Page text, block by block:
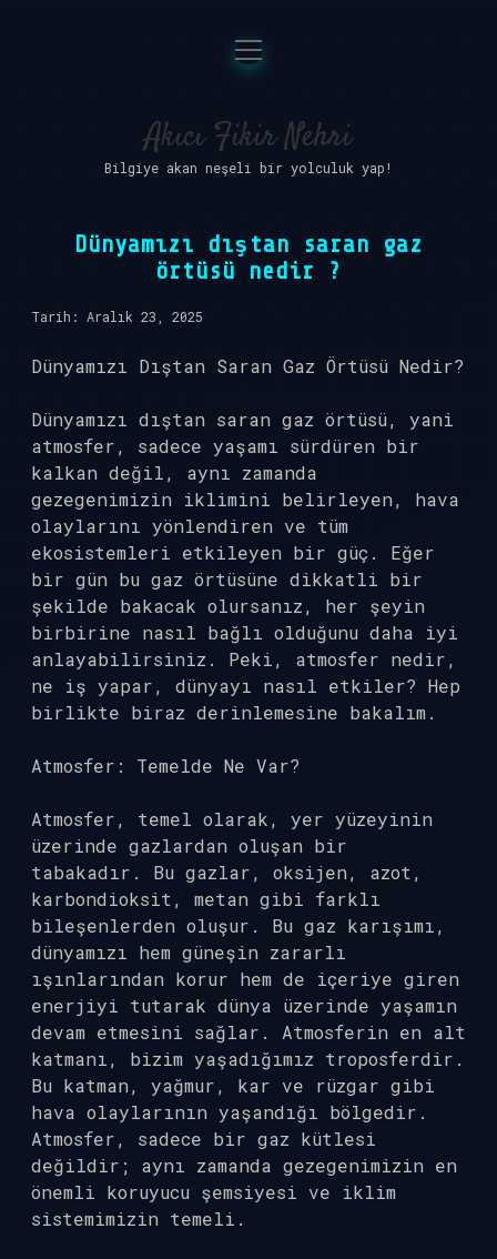
Anasayfa
Gizlilik Politikası
Yasal Uyarı
Hakkımızda
menüyü
aç
Akıcı Fikir Nehri
Bilgiye akan neşeli bir yolculuk yap!
Dünyamızı dıştan saran gaz
örtüsü nedir ?
Tarih: Aralık 23, 2025
Dünyamızı Dıştan Saran Gaz Örtüsü Nedir?
Dünyamızı dıştan saran gaz örtüsü, yani
atmosfer, sadece yaşamı sürdüren bir
kalkan değil, aynı zamanda
gezegenimizin iklimini belirleyen, hava
olaylarını yönlendiren ve tüm
ekosistemleri etkileyen bir güç. Eğer
bir gün bu gaz örtüsüne dikkatli bir
şekilde bakacak olursanız, her şeyin
birbirine nasıl bağlı olduğunu daha iyi
anlayabilirsiniz. Peki, atmosfer nedir,
ne iş yapar, dünyayı nasıl etkiler? Hep
birlikte biraz derinlemesine bakalım.
Atmosfer: Temelde Ne Var?
Atmosfer, temel olarak, yer yüzeyinin
üzerinde gazlardan oluşan bir
tabakadır. Bu gazlar, oksijen, azot,
karbondioksit, metan gibi farklı
bileşenlerden oluşur. Bu gaz karışımı,
dünyamızı hem güneşin zararlı
ışınlarından korur hem de içeriye giren
enerjiyi tutarak dünya üzerinde yaşamın
devam etmesini sağlar. Atmosferin en alt
katmanı, bizim yaşadığımız troposferdir.
Bu katman, yağmur, kar ve rüzgar gibi
hava olaylarının yaşandığı bölgedir.
Atmosfer, sadece bir gaz kütlesi
değildir; aynı zamanda gezegenimizin en
önemli koruyucu şemsiyesi ve iklim
sistemimizin temeli.